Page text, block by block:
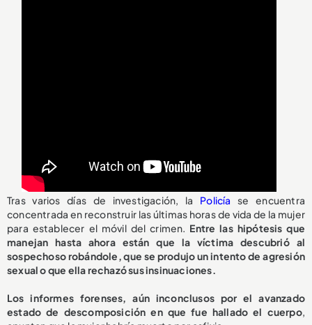
Tras varios días de investigación, la Policía se encuentra
concentrada en reconstruir las últimas horas de vida de la mujer
para establecer el móvil del crimen. Entre las hipótesis que
manejan hasta ahora están que la víctima descubrió al
sospechoso robándole, que se produjo un intento de agresión
sexual o que ella rechazó sus insinuaciones.
Los informes forenses, aún inconclusos por el avanzado
estado de descomposición en que fue hallado el cuerpo,